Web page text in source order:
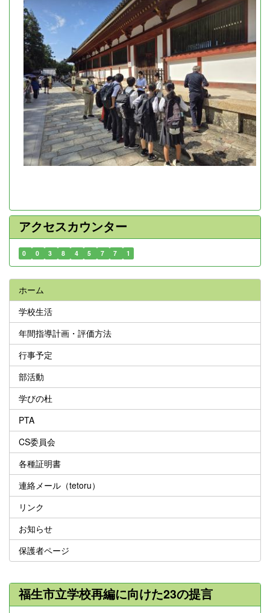
アクセスカウンター
0 0 3 8 4 5 7 7 1
ホーム
学校生活
年間指導計画・評価方法
行事予定
部活動
学びの杜
PTA
CS委員会
各種証明書
連絡メール（tetoru）
リンク
お知らせ
保護者ページ
福生市立学校再編に向けた23の提言